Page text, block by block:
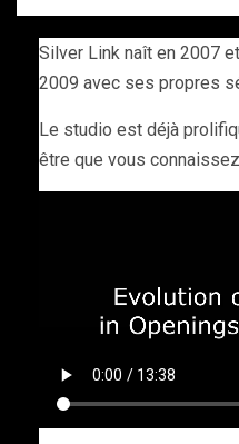
Silver Link naît en 2007
2009 avec ses propres
Le studio est déjà
être que vous